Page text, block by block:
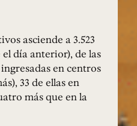
asciende a 3.523
día anterior), de las
en centros
33 de ellas en
más que en la